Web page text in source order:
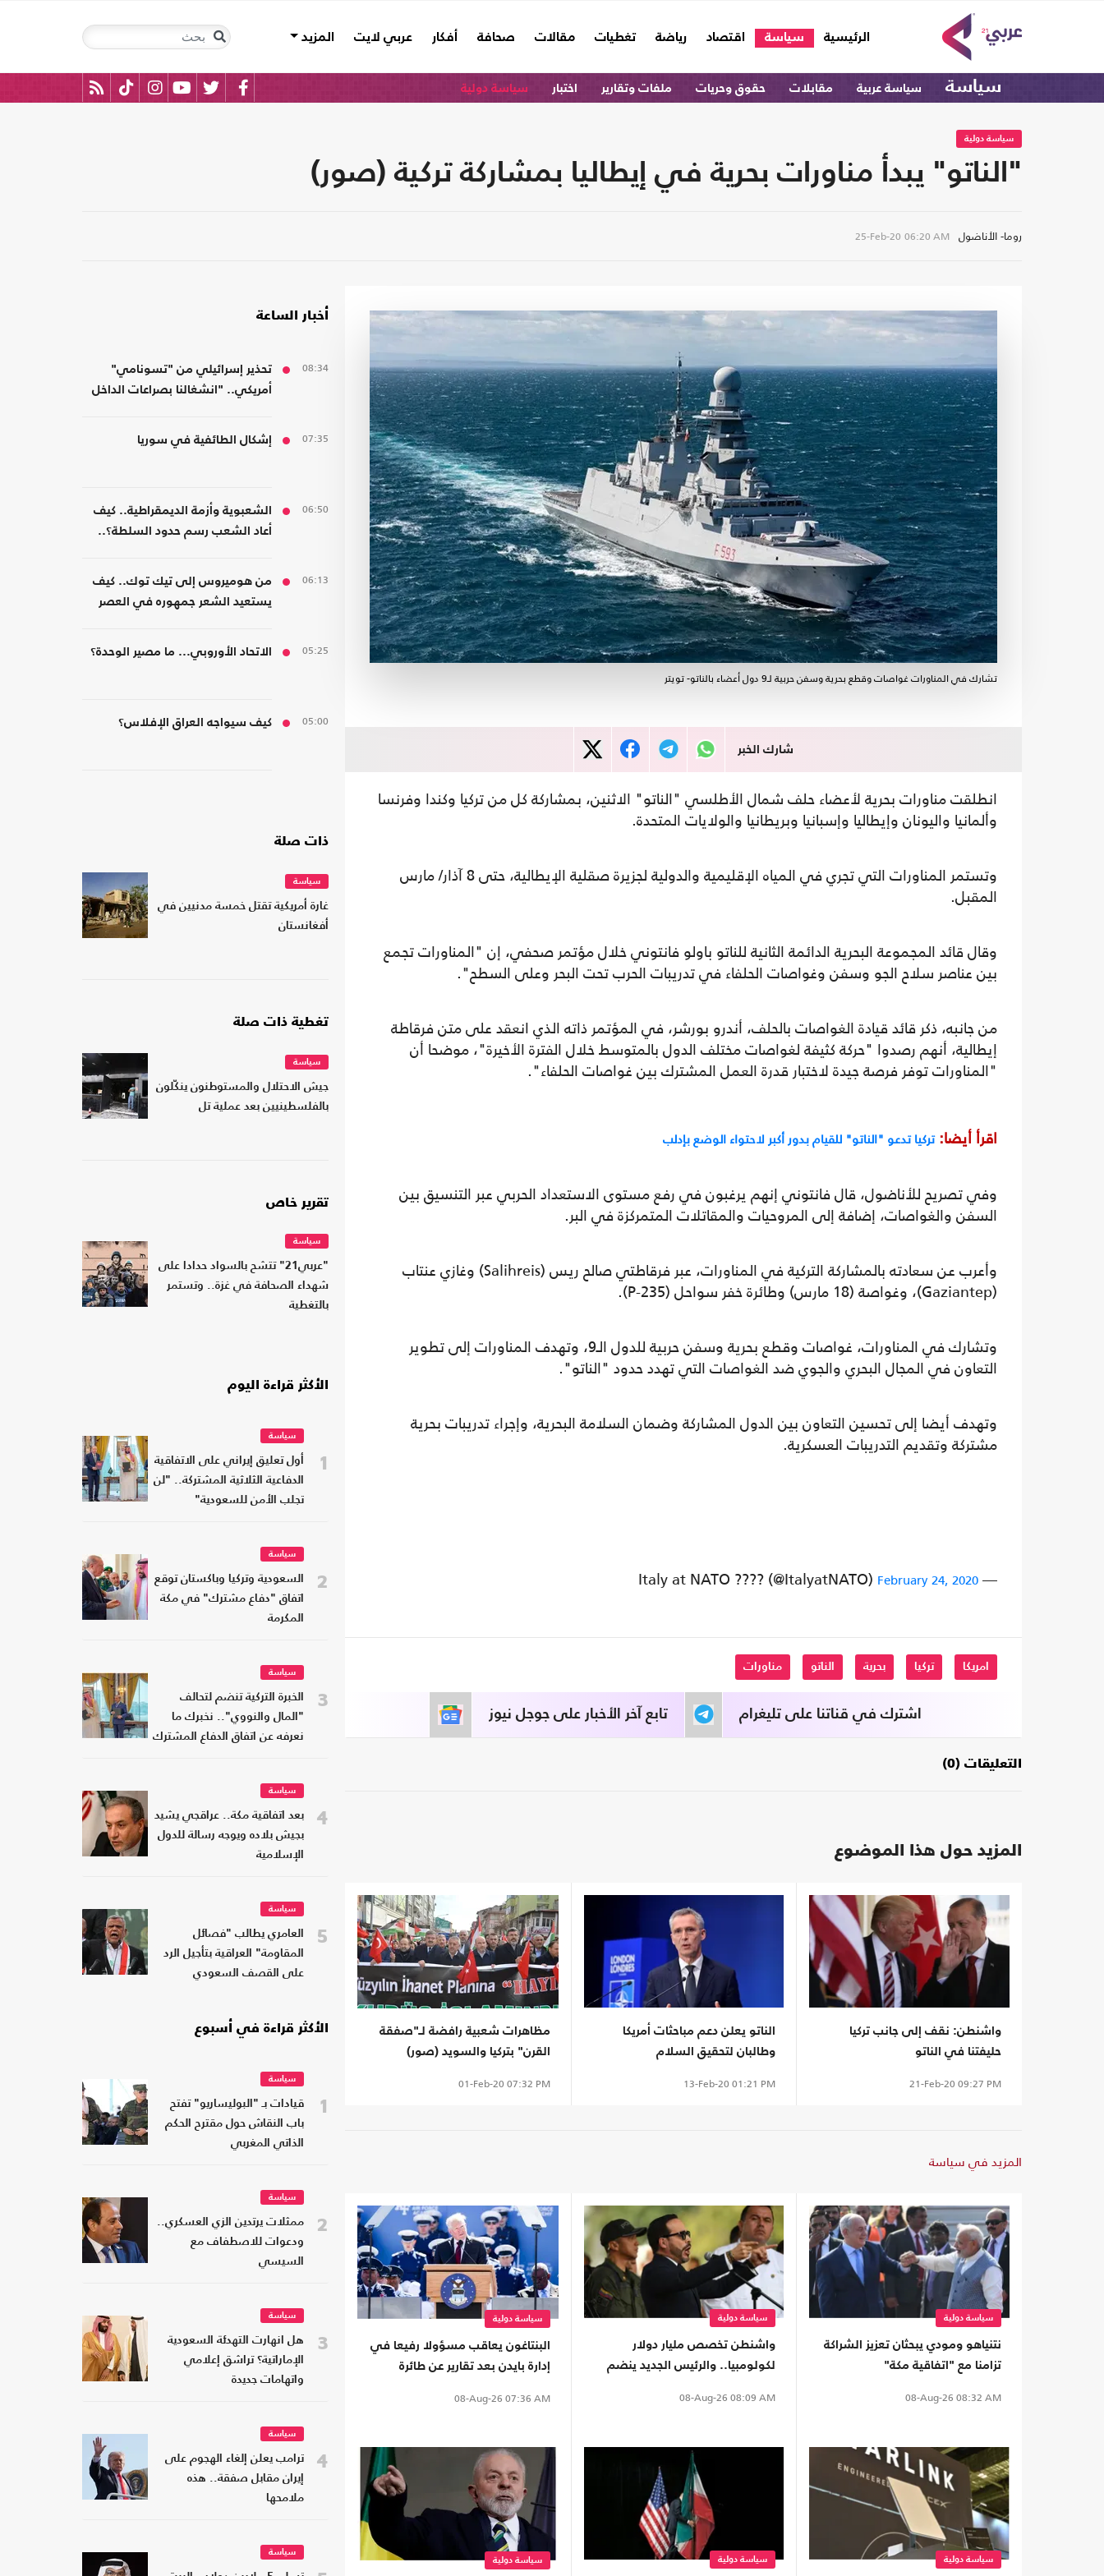
الرئيسية
(current) سياسة اقتصاد رياضة تغطيات مقالات صحافة أفكار عربي لايت المزيد
سياسة سياسة عربية مقابلات حقوق وحريات ملفات وتقارير اختبار سياسة دولية
سياسة دولية
"الناتو" يبدأ مناورات بحرية في إيطاليا بمشاركة تركية (صور)
روما- الأناضول 25-Feb-20 06:20 AM
تشارك في المناورات غواصات وقطع بحرية وسفن حربية لـ9 دول أعضاء بالناتو- تويتر
شارك الخبر
انطلقت مناورات بحرية لأعضاء حلف شمال الأطلسي "الناتو" الاثنين، بمشاركة كل من تركيا وكندا وفرنسا
وألمانيا واليونان وإيطاليا وإسبانيا وبريطانيا والولايات المتحدة.
وتستمر المناورات التي تجري في المياه الإقليمية والدولية لجزيرة صقلية الإيطالية، حتى 8 آذار/ مارس
المقبل.
وقال قائد المجموعة البحرية الدائمة الثانية للناتو باولو فانتوني خلال مؤتمر صحفي، إن "المناورات تجمع
بين عناصر سلاح الجو وسفن وغواصات الحلفاء في تدريبات الحرب تحت البحر وعلى السطح".
من جانبه، ذكر قائد قيادة الغواصات بالحلف، أندرو بورشر، في المؤتمر ذاته الذي انعقد على متن فرقاطة
إيطالية، أنهم رصدوا "حركة كثيفة لغواصات مختلف الدول بالمتوسط خلال الفترة الأخيرة"، موضحا أن
"المناورات توفر فرصة جيدة لاختبار قدرة العمل المشترك بين غواصات الحلفاء".
اقرأ أيضا:تركيا تدعو "الناتو" للقيام بدور أكبر لاحتواء الوضع بإدلب
وفي تصريح للأناضول، قال فانتوني إنهم يرغبون في رفع مستوى الاستعداد الحربي عبر التنسيق بين
السفن والغواصات، إضافة إلى المروحيات والمقاتلات المتمركزة في البر.
وأعرب عن سعادته بالمشاركة التركية في المناورات، عبر فرقاطتي صالح ريس (Salihreis) وغازي عنتاب
(Gaziantep)، وغواصة (18 مارس) وطائرة خفر سواحل (P-235).
وتشارك في المناورات، غواصات وقطع بحرية وسفن حربية للدول الـ9، وتهدف المناورات إلى تطوير
التعاون في المجال البحري والجوي ضد الغواصات التي تهدد حدود "الناتو".
وتهدف أيضا إلى تحسين التعاون بين الدول المشاركة وضمان السلامة البحرية، وإجراء تدريبات بحرية
مشتركة وتقديم التدريبات العسكرية.
— Italy at NATO ???? (@ItalyatNATO)
February 24, 2020
امريكا تركيا بحرية الناتو مناورات
تابع آخر الأخبار على جوجل نيوز اشترك في قناتنا على تليغرام
التعليقات (0)
المزيد حول هذا الموضوع
واشنطن: نقف إلى جانب تركيا
حليفتنا في الناتو
21-Feb-20 09:27 PM
الناتو يعلن دعم مباحثات أمريكا
وطالبان لتحقيق السلام
13-Feb-20 01:21 PM
مظاهرات شعبية رافضة لـ"صفقة
القرن" بتركيا والسويد (صور)
01-Feb-20 07:32 PM
المزيد في سياسة
سياسة دولية
نتنياهو ومودي يبحثان تعزيز الشراكة
تزامنا مع "اتفاقية مكة"
08-Aug-26 08:32 AM
سياسة دولية
واشنطن تخصص مليار دولار
لكولومبيا.. والرئيس الجديد ينضم
08-Aug-26 08:09 AM
سياسة دولية
البنتاغون يعاقب مسؤولا رفيعا في
إدارة بايدن بعد تقارير عن طائرة
08-Aug-26 07:36 AM
سياسة دولية سياسة دولية سياسة دولية
أخبار الساعة
08:34
تحذير إسرائيلي من "تسونامي"
أمريكي.. "انشغالنا بصراعات الداخل
07:35 إشكال الطائفية في سوريا
06:50
الشعبوية وأزمة الديمقراطية.. كيف
أعاد الشعب رسم حدود السلطة؟..
06:13
من هوميروس إلى تيك توك.. كيف
يستعيد الشعر جمهوره في العصر
05:25 الاتحاد الأوروبي... ما مصير الوحدة؟
05:00 كيف سيواجه العراق الإفلاس؟
ذات صلة
سياسة
غارة أمريكية تقتل خمسة مدنيين في
أفغانستان
تغطية ذات صلة
سياسة
جيش الاحتلال والمستوطنون ينكّلون
بالفلسطينيين بعد عملية تل
تقرير خاص
سياسة
"عربي21" تتشح بالسواد حدادا على
شهداء الصحافة في غزة.. وتستمر
بالتغطية
الأكثر قراءة اليوم
1
سياسة
أول تعليق إيراني على الاتفاقية
الدفاعية الثلاثية المشتركة.. "لن
تجلب الأمن للسعودية"
2
سياسة
السعودية وتركيا وباكستان توقع
اتفاق "دفاع مشترك" في مكة
المكرمة
3
سياسة
الخبرة التركية تنضم لتحالف
"المال والنووي".. نخبرك ما
نعرفه عن اتفاق الدفاع المشترك
4
سياسة
بعد اتفاقية مكة.. عراقجي يشيد
بجيش بلاده ويوجه رسالة للدول
الإسلامية
5
سياسة
العامري يطالب "فصائل
المقاومة" العراقية بتأجيل الرد
على القصف السعودي
الأكثر قراءة في أسبوع
1
سياسة
قيادات بـ "البوليساريو" تفتح
باب النقاش حول مقترح الحكم
الذاتي المغربي
2
سياسة
ممثلات يرتدين الزي العسكري..
ودعوات للاصطفاف مع
السيسي
3
سياسة
هل انهارت التهدئة السعودية
الإماراتية؟ تراشق إعلامي
واتهامات جديدة
4
سياسة
ترامب يعلن إلغاء الهجوم على
إيران مقابل صفقة.. هذه
ملامحها
سياسة